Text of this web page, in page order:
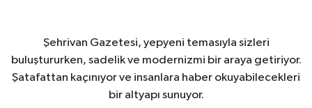
Şehrivan Gazetesi, yepyeni temasıyla sizleri
buluştururken, sadelik ve modernizmi bir araya getiriyor.
Şatafattan kaçınıyor ve insanlara haber okuyabilecekleri
bir altyapı sunuyor.